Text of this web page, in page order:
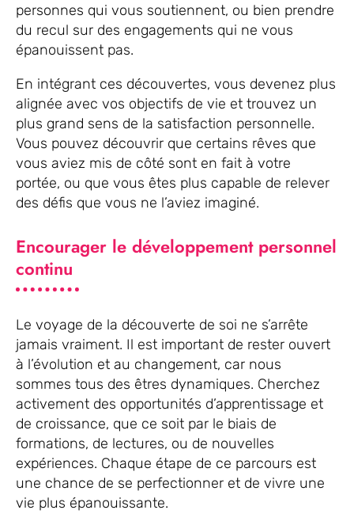
personnes qui vous soutiennent, ou bien prendre
du recul sur des engagements qui ne vous
épanouissent pas.
En intégrant ces découvertes, vous devenez plus
alignée avec vos objectifs de vie et trouvez un
plus grand sens de la satisfaction personnelle.
Vous pouvez découvrir que certains rêves que
vous aviez mis de côté sont en fait à votre
portée, ou que vous êtes plus capable de relever
des défis que vous ne l’aviez imaginé.
Encourager le développement personnel
continu
Le voyage de la découverte de soi ne s’arrête
jamais vraiment. Il est important de rester ouvert
à l’évolution et au changement, car nous
sommes tous des êtres dynamiques. Cherchez
activement des opportunités d’apprentissage et
de croissance, que ce soit par le biais de
formations, de lectures, ou de nouvelles
expériences. Chaque étape de ce parcours est
une chance de se perfectionner et de vivre une
vie plus épanouissante.